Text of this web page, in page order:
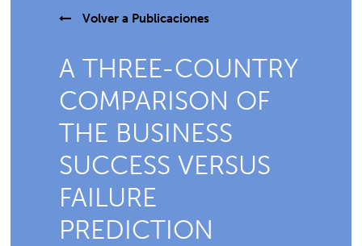
Volver a Publicaciones
A THREE-COUNTRY
COMPARISON OF
THE BUSINESS
SUCCESS VERSUS
FAILURE
PREDICTION